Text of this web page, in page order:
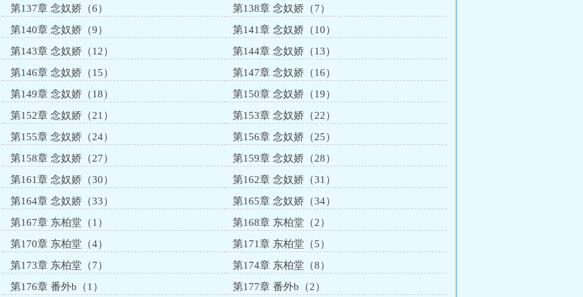
第137章 念奴娇（6）
第138章 念奴娇（7）
第140章 念奴娇（9）
第141章 念奴娇（10）
第143章 念奴娇（12）
第144章 念奴娇（13）
第146章 念奴娇（15）
第147章 念奴娇（16）
第149章 念奴娇（18）
第150章 念奴娇（19）
第152章 念奴娇（21）
第153章 念奴娇（22）
第155章 念奴娇（24）
第156章 念奴娇（25）
第158章 念奴娇（27）
第159章 念奴娇（28）
第161章 念奴娇（30）
第162章 念奴娇（31）
第164章 念奴娇（33）
第165章 念奴娇（34）
第167章 东柏堂（1）
第168章 东柏堂（2）
第170章 东柏堂（4）
第171章 东柏堂（5）
第173章 东柏堂（7）
第174章 东柏堂（8）
第176章 番外b（1） 第177章 番外b（2）